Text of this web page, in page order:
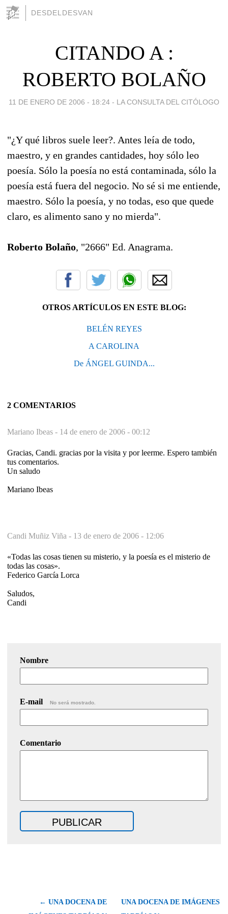
DESDELDESVAN
CITANDO A :
ROBERTO BOLAÑO
11 DE ENERO DE 2006 - 18:24 - LA CONSULTA DEL CITÓLOGO
"¿Y qué libros suele leer?. Antes leía de todo,
maestro, y en grandes cantidades, hoy sólo leo
poesía. Sólo la poesía no está contaminada, sólo la
poesía está fuera del negocio. No sé si me entiende,
maestro. Sólo la poesía, y no todas, eso que quede
claro, es alimento sano y no mierda".
Roberto Bolaño, "2666" Ed. Anagrama.
OTROS ARTÍCULOS EN ESTE BLOG:
BELÉN REYES
A CAROLINA
De ÁNGEL GUINDA...
2 COMENTARIOS
Mariano Ibeas - 14 de enero de 2006 - 00:12
Gracias, Candi. gracias por la visita y por leerme. Espero también
tus comentarios.
Un saludo
Mariano Ibeas
Candi Muñiz Viña - 13 de enero de 2006 - 12:06
«Todas las cosas tienen su misterio, y la poesía es el misterio de
todas las cosas».
Federico García Lorca
Saludos,
Candi
Nombre
E-mail No será mostrado.
Comentario
← UNA DOCENA DE
UNA DOCENA DE IMÁGENES